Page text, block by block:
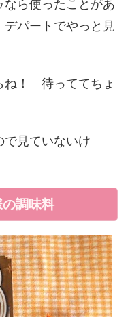
ら使ったことがあ
パートでやっと見
ね！ 待っててちょ
で見ていないけ
調味料